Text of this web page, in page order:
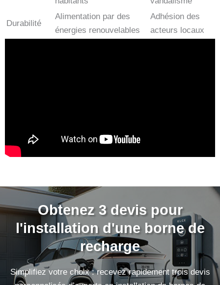
Durabilité
Alimentation par des
énergies renouvelables
Adhésion des
acteurs locaux
Obtenez 3 devis pour
l'installation d'une borne de
recharge
Simplifiez votre choix : recevez rapidement trois devis